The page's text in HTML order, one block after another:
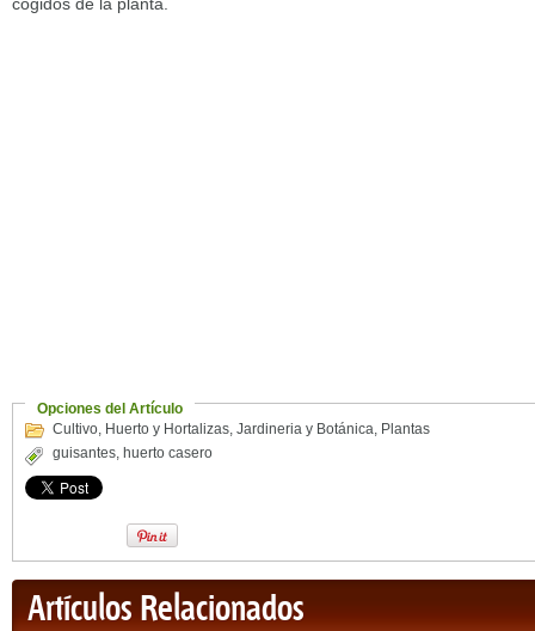
Opciones del Artículo
Cultivo, Huerto y Hortalizas, Jardineria y Botánica, Plantas
guisantes, huerto casero
Artículos Relacionados